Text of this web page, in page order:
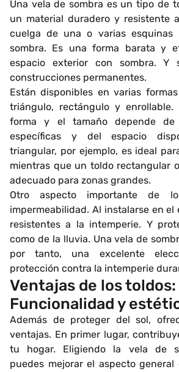
Una vela de sombra es un tipo de
un material duradero y resistente
cuelga de una o varias esquinas
sombra. Es una forma barata y
espacio exterior con sombra. Y
construcciones permanentes.
Están disponibles en varias
triángulo, rectángulo y
forma y el tamaño depende de
específicas y del espacio
triangular, por ejemplo, es ideal
mientras que un toldo rectangular
adecuado para zonas grandes.
Otro aspecto importante de
impermeabilidad. Al instalarse en el
resistentes a la intemperie. Y
como de la lluvia. Una vela de
por tanto, una excelente
protección contra la intemperie
Ventajas de los toldos:
Funcionalidad y
Además de proteger del sol,
ventajas. En primer lugar,
tu hogar. Eligiendo la vela de
puedes mejorar el aspecto